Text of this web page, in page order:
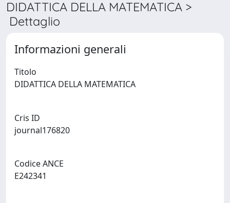
DIDATTICA DELLA MATEMATICA >
Dettaglio
Informazioni generali
Titolo
Cris ID
Codice ANCE